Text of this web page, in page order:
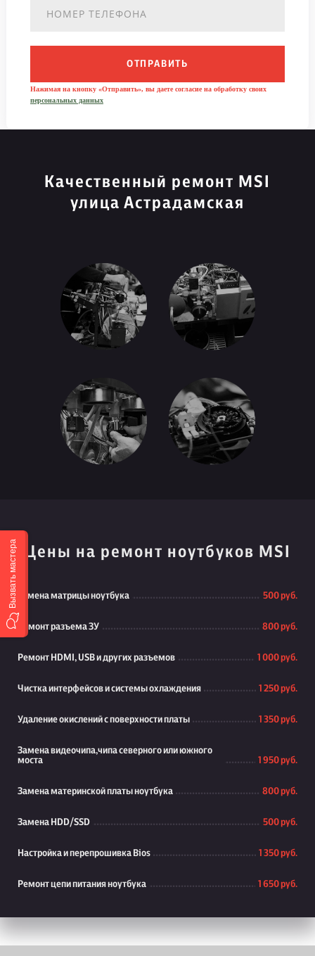
ОТПРАВИТЬ
Нажимая на кнопку «Отправить», вы даете согласие на обработку своих
персональных данных
Качественный ремонт MSI
улица Астрадамская
Цены на ремонт ноутбуков MSI
Замена матрицы ноутбука 500 руб.
Ремонт разъема ЗУ 800 руб.
Ремонт HDMI, USB и других разъемов 1 000 руб.
Чистка интерфейсов и системы охлаждения 1 250 руб.
Удаление окислений с поверхности платы 1 350 руб.
Замена видеочипа,чипа северного или южного
моста
1 950 руб.
Замена материнской платы ноутбука 800 руб.
Замена HDD/SSD 500 руб.
Настройка и перепрошивка Bios 1 350 руб.
Ремонт цепи питания ноутбука 1 650 руб.
Вызвать мастера